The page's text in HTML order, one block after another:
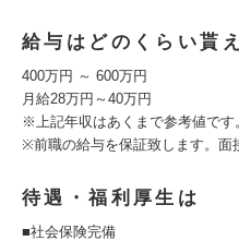
給与はどのくらい貰
400万円 ～ 600万円
⽉給28万円～40万円
※上記年収はあくまで参考値です
※前職の給与を保証致します。⾯
待遇・福利厚生は
■社会保険完備